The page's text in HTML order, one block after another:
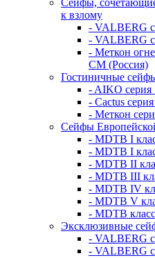
Сейфы, сочетающие
к взлому
- VALBERG
- VALBERG
- Меткон
СМ (Россия)
Гостиничные
- AIKO серия
- Cactus
- Меткон
Сейфы
- MDTB I
- MDTB I
- MDTB II
- MDTB III
- MDTB IV
- MDTB V
- MDTB
Эксклюзивные
- VALBERG
- VALBERG